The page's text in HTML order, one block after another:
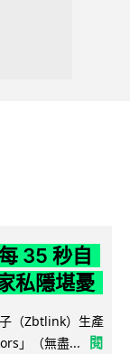
35 秒自
私隱堪憂
（Zbtlink）生產
」（無盡...
閱